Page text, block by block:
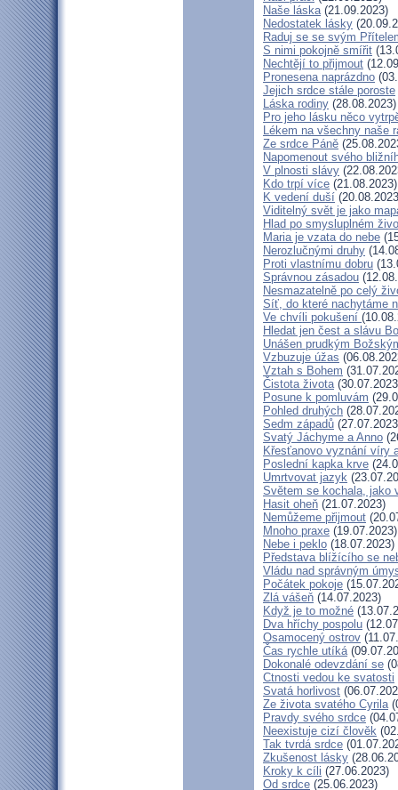
Naše láska(21.09.2023)
Nedostatek lásky
Raduj se se svým
S nimi pokojně smířit
Nechtějí to přijmout
Pronesena naprázdno
Jejich srdce stále poroste
Láska rodiny (28.08.2023)
Pro jeho lásku něco
Lékem na všechny naše
Ze srdce Páně
Napomenout svého
V plnosti slávy
Kdo trpí více (21.08.2023)
K vedení duší
Viditelný svět je jako
Hlad po smysluplném
Maria je vzata do nebe
Nerozlučnými druhy
Proti vlastnímu dobru
Správnou zásadou
Nesmazatelně po celý
Síť, do které nachytáme
Ve chvíli pokušení
Hledat jen čest a slávu
Unášen prudkým
Vzbuzuje úžas
Vztah s Bohem
Čistota života
Posune k pomluvám
Pohled druhých
Sedm západů
Svatý Jáchyme a Anno
Křesťanovo vyznání víry
Poslední kapka krve
Umrtvovat jazyk
Světem se kochala, jako
Hasit oheň (21.07.2023)
Nemůžeme přijmout
Mnoho praxe (19.07.2023)
Nebe i peklo (18.07.2023)
Představa blížícího se
Vládu nad správným
Počátek pokoje
Zlá vášeň (14.07.2023)
Když je to možné
Dva hříchy pospolu
Osamocený ostrov
Čas rychle utíká
Dokonalé odevzdání se
Ctnosti vedou ke svatosti
Svatá horlivost
Ze života svatého Cyrila
Pravdy svého srdce
Neexistuje cizí člověk
Tak tvrdá srdce
Zkušenost lásky
Kroky k cíli (27.06.2023)
Od srdce (25.06.2023)